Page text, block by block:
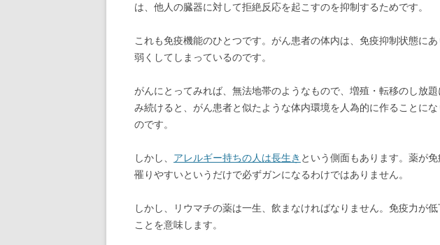
は、他人の臓器に対して拒絶反応を起こすのを抑制するためです。
これも免疫機能のひとつです。がん患者の体内は、免疫抑制状態に
弱くしてしまっているのです。
がんにとってみれば、無法地帯のようなもので、増殖・転移のし放
み続けると、がん患者と似たような体内環境を人為的に作ることに
のです。
しかし、 アレルギー持ちの人は長生き という側面もあります。薬が
罹りやすいというだけで必ずガンになるわけではありません。
しかし、リウマチの薬は一生、飲まなければなりません。免疫力が
ことを意味します。